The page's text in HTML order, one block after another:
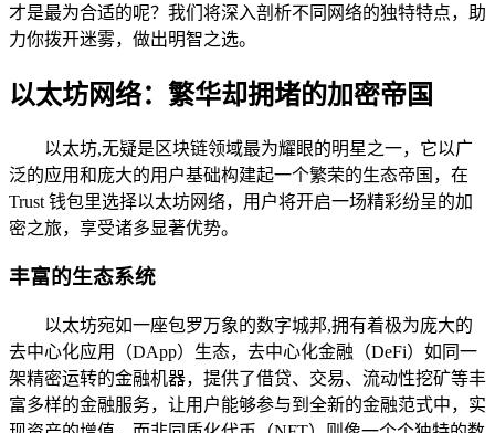
才是最为合适的呢？我们将深入剖析不同网络的独特特点，助
力你拨开迷雾，做出明智之选。
以太坊网络：繁华却拥堵的加密帝国
以太坊,无疑是区块链领域最为耀眼的明星之一，它以广
泛的应用和庞大的用户基础构建起一个繁荣的生态帝国，在
Trust 钱包里选择以太坊网络，用户将开启一场精彩纷呈的加
密之旅，享受诸多显著优势。
丰富的生态系统
以太坊宛如一座包罗万象的数字城邦,拥有着极为庞大的
去中心化应用（DApp）生态，去中心化金融（DeFi）如同一
架精密运转的金融机器，提供了借贷、交易、流动性挖矿等丰
富多样的金融服务，让用户能够参与到全新的金融范式中，实